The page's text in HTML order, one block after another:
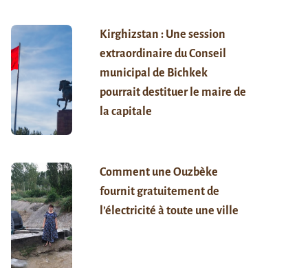
Kirghizstan : Une session
extraordinaire du Conseil
municipal de Bichkek
pourrait destituer le maire de
la capitale
Comment une Ouzbèke
fournit gratuitement de
l’électricité à toute une ville